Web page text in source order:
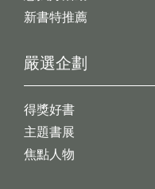
新書特推薦
嚴選企劃
得獎好書
主題書展
焦點人物